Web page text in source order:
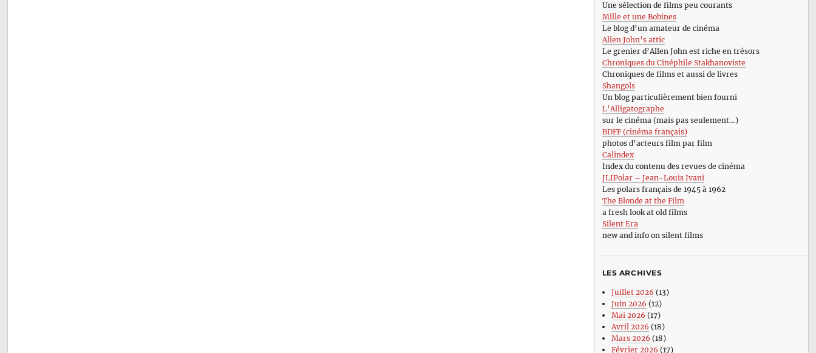
Une sélection de films peu courants
Mille et une Bobines
Le blog d’un amateur de cinéma
Allen John’s attic
Le grenier d’Allen John est riche en trésors
Chroniques du Cinéphile Stakhanoviste
Chroniques de films et aussi de livres
Shangols
Un blog particulièrement bien fourni
L’Alligatographe
sur le cinéma (mais pas seulement…)
BDFF (cinéma français)
photos d’acteurs film par film
Calindex
Index du contenu des revues de cinéma
JLIPolar – Jean-Louis Ivani
Les polars français de 1945 à 1962
The Blonde at the Film
a fresh look at old films
Silent Era
new and info on silent films
LES ARCHIVES
Juillet 2026 (13)
Juin 2026 (12)
Mai 2026 (17)
Avril 2026 (18)
Mars 2026 (18)
Février 2026 (17)